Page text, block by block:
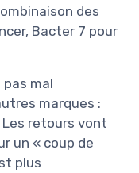
des
Bacter 7 pour
mal
marques :
Les retours vont
un « coup de
plus